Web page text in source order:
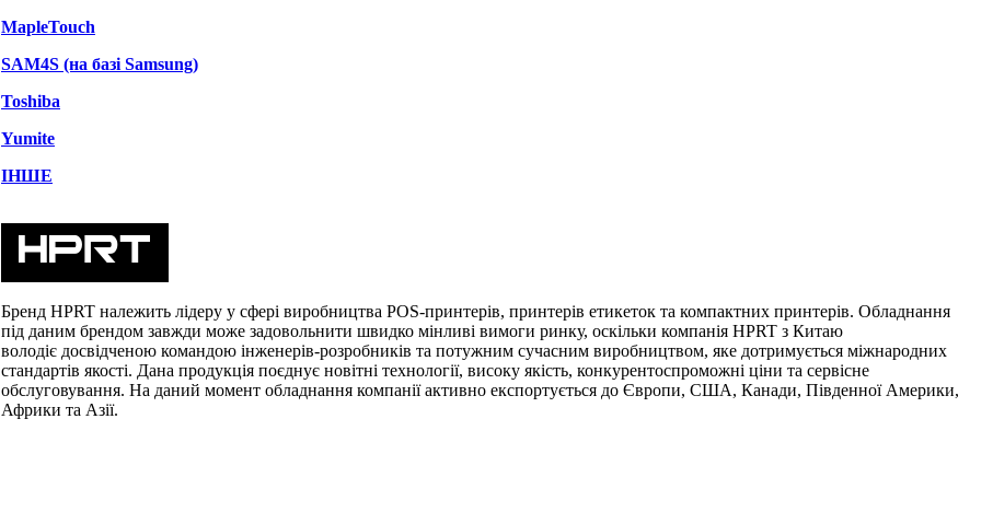
MapleTouch
SAM4S (на базі Samsung)
Toshiba
Yumite
ІНШЕ
Бренд HPRT належить лідеру у сфері виробництва POS-принтерів, принтерів етикеток та компактних принтерів. Обладнання
під даним брендом завжди може задовольнити швидко мінливі вимоги ринку, оскільки компанія HPRT з Китаю
володіє досвідченою командою інженерів-розробників та потужним сучасним виробництвом, яке дотримується міжнародних
стандартів якості. Дана продукція поєднує новітні технології, високу якість, конкурентоспроможні ціни та сервісне
обслуговування. На даний момент обладнання компанії активно експортується до Європи, США, Канади, Південної Америки,
Африки та Азії.